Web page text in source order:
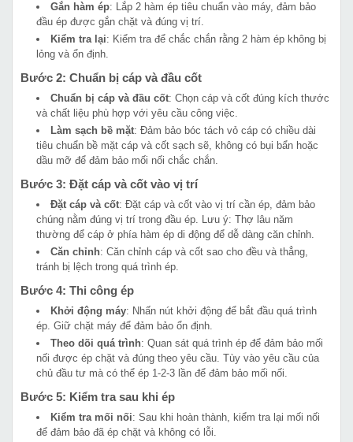
Gắn hàm ép: Lắp 2 hàm ép tiêu chuẩn vào máy, đảm bảo
đầu ép được gắn chặt và đúng vị trí.
Kiểm tra lại: Kiểm tra để chắc chắn rằng 2 hàm ép không bị
lỏng và ổn định.
Bước 2: Chuẩn bị cáp và đầu cốt
Chuẩn bị cáp và đầu cốt: Chọn cáp và cốt đúng kích thước
và chất liệu phù hợp với yêu cầu công việc.
Làm sạch bề mặt: Đảm bảo bóc tách vỏ cáp có chiều dài
tiêu chuẩn bề mặt cáp và cốt sạch sẽ, không có bụi bẩn hoặc
dầu mỡ để đảm bảo mối nối chắc chắn.
Bước 3: Đặt cáp và cốt vào vị trí
Đặt cáp và cốt: Đặt cáp và cốt vào vị trí cần ép, đảm bảo
chúng nằm đúng vị trí trong đầu ép. Lưu ý: Thợ lâu năm
thường để cáp ở phía hàm ép di động để dễ dàng căn chỉnh.
Căn chỉnh: Căn chỉnh cáp và cốt sao cho đều và thẳng,
tránh bị lệch trong quá trình ép.
Bước 4: Thi công ép
Khởi động máy: Nhấn nút khởi động để bắt đầu quá trình
ép. Giữ chặt máy để đảm bảo ổn định.
Theo dõi quá trình: Quan sát quá trình ép để đảm bảo mối
nối được ép chặt và đúng theo yêu cầu. Tùy vào yêu cầu của
chủ đầu tư mà có thể ép 1-2-3 lần để đảm bảo mối nối.
Bước 5: Kiểm tra sau khi ép
Kiểm tra mối nối: Sau khi hoàn thành, kiểm tra lại mối nối
để đảm bảo đã ép chặt và không có lỗi.